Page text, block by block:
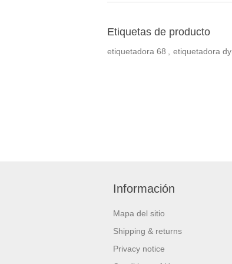
Etiquetas de producto
etiquetadora 68 etiquetadora
Información
Mapa del sitio
Shipping & returns
Privacy notice